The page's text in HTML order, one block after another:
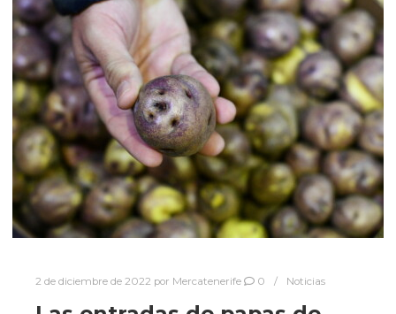
2 de diciembre de 2022 por Mercatenerife 0 Noticias